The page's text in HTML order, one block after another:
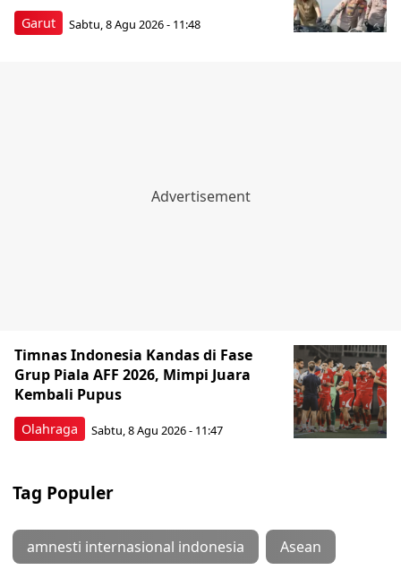
Garut Sabtu, 8 Agu 2026 - 11:48
Olahraga
Timnas Indonesia Kandas di Fase
Grup Piala AFF 2026, Mimpi Juara
Kembali Pupus
Sabtu, 8 Agu 2026 - 11:47
Tag Populer
amnesti internasional indonesia Asean